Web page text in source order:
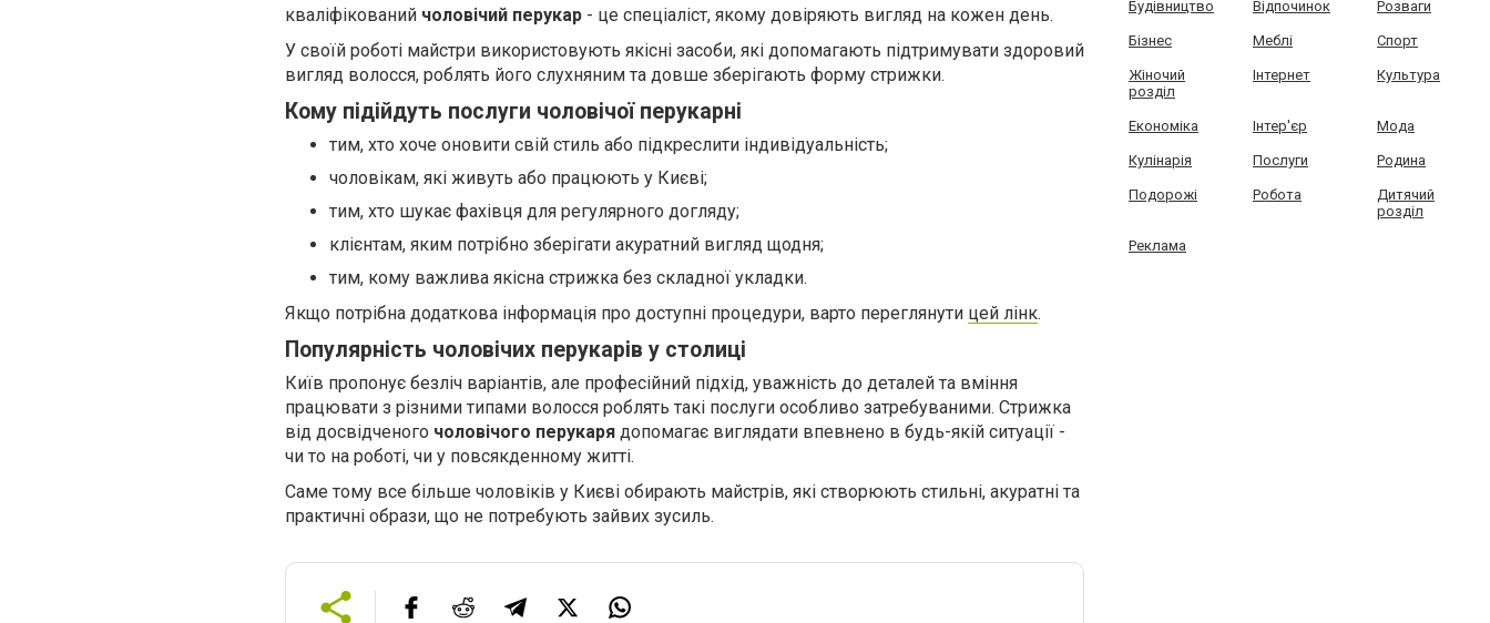
кваліфікований чоловічий перукар - це спеціаліст, якому довіряють вигляд на кожен день.
У своїй роботі майстри використовують якісні засоби, які допомагають підтримувати здоровий
вигляд волосся, роблять його слухняним та довше зберігають форму стрижки.
Кому підійдуть послуги чоловічої перукарні
тим, хто хоче оновити свій стиль або підкреслити індивідуальність;
чоловікам, які живуть або працюють у Києві;
тим, хто шукає фахівця для регулярного догляду;
клієнтам, яким потрібно зберігати акуратний вигляд щодня;
тим, кому важлива якісна стрижка без складної укладки.
Якщо потрібна додаткова інформація про доступні процедури, варто переглянути цей лінк.
Популярність чоловічих перукарів у столиці
Київ пропонує безліч варіантів, але професійний підхід, уважність до деталей та вміння
працювати з різними типами волосся роблять такі послуги особливо затребуваними. Стрижка
від досвідченого чоловічого перукаря допомагає виглядати впевнено в будь-якій ситуації -
чи то на роботі, чи у повсякденному житті.
Саме тому все більше чоловіків у Києві обирають майстрів, які створюють стильні, акуратні та
практичні образи, що не потребують зайвих зусиль.
Будівництво Відпочинок Розваги
Бізнес Меблі Спорт
Жіночий
розділ
Інтернет Культура
Економіка Інтер'єр Мода
Кулінарія Послуги Родина
Подорожі Робота
Дитячий
розділ
Реклама